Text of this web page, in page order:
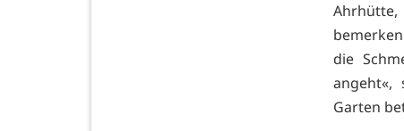
die
angeht«,
Garten